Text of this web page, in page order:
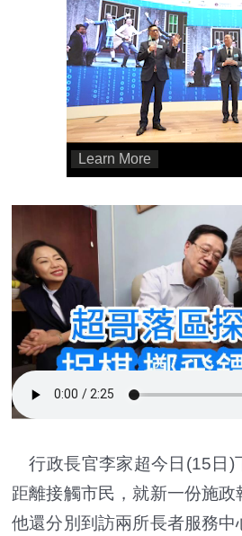
行政長官李家超今日(15日)
距離接觸市民，就新一份施政
他還分別到訪兩所長者服務中